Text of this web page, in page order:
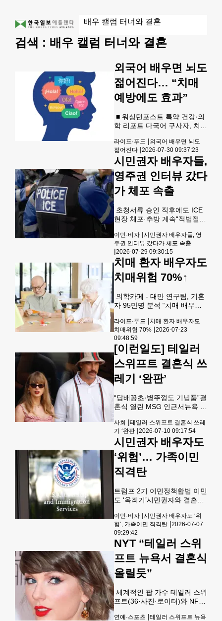
검색 : 배우 캘럼 터너와 결혼
외국어 배우면 뇌도
젊어진다… “치매
예방에도 효과”
■ 워싱턴포스트 특약 건강·의
학 리포트 다국어 구사자, 치매
언어 사용시 뇌 나이 6년 더 젊
게 나타나“원 어민과의 꾸준한
대화가 최고의 언어 학습
법”&lt;사진
=Shutterstock&gt; 새로운 언
어를 배우는 것은 뇌에 좋다.
다른 언어를 말하고 이해할 수
있다는 것은 일종의 정신적 자
극을 제공하며, 이는 나이가 들
어도 뇌를 활발하고 예리하게
유지하는 데 도움이 된다. 실제
로 연구자들은 여러 언어를 사
용하는 사람이 치매 진단 시기
를 늦추고 뇌의 노화 속도를 늦
출 수 있다는
라이프·푸드 |외국어 배우면 뇌도
젊어진다 |2026-07-30 09:37:23
시민권자 배우자들,
영주권 인터뷰 갔다
가 체포 속출
초청서류 승인 직후에도 ICE
현장 체포·추방 계속“적법절차
명령 집행” 도널드 트럼프 행
정부가 이민법 집행을 대폭 강
화하면서 영주권 인터뷰에 참
석하거나 정규 이민수속을 밟
던 이민자들이 현장에서 연방
이민세관단속국(ICE)에 체포
지고 있다. 시민권자와 결혼해
영주권을 신청하는 과정에서
도 기존 추방 명령이 있는 경우
인터뷰 현장에서 즉시 구금하
거나 추방하는 사례가 늘어나
면서 이민자 사회와 이민 전문
변호사들은 “영주권 절차 자체
가 함정이 되고 있다”고 우려
하고 있다
이민·비자 |시민권자 배우자들, 영
주권 인터뷰 갔다가 체포 속출
|2026-07-29 09:30:15
치매 환자 배우자도
치매위험 70%↑
의학카페 - 대만 연구팀, 기혼
자 95만명 분석 “치매 배우자
매 환자의 배우자는 치매 환자
의 배우자가 아닌 사람보다 치
매에 걸릴 위험이 약 70% 더
높다는 연구 결과가 나왔다.대
만 국가위생연구원(NHRI) 우
치신 박사팀은 21일 미국의사
협회 학술지 JAMA 네트워크
오픈(JAMA Network Open)에
서 대만 기혼자 95만여 명을
대상으로 치매 환자의 배우자
가 치매에 걸릴 위험을 분석,
이런 연관성을 확인했다고 밝
혔다.연구팀은 이 연구는 치매
위험이 환자 개인에만 국한되
지 않고 함
라이프·푸드 |치매 환자 배우자도
치매위험 70% |2026-07-23
09:48:59
[이런일도] 테일러
스위프트 결혼식 쓰
레기 ‘완판’
“담배꽁초·병뚜껑도 기념품”결
혼식 열린 MSG 인근서뉴욕 아
프트와 트래비스 켈시 커플.
[로이터] 21세기 미국 대중문
화의 아이콘 테일러 스위프트
(37)의 ‘세기의 결혼식’ 현장 인
근에서 수거된 쓰레기들이 ‘기
념품’으로 재포장돼 딱 하루 만
에 ‘완판’됐다. 세계 최고 팝스
타의 행복한 순간을 조금이나
마 공유하고 싶은 팬들의 심리
가 쓰레기 구매로까지 이어졌
다는 방증이다.AFP통신에 따
르면 뉴욕에서 활동하는 ‘저스
틴 지냐크’라는 이름의 아티스
트는 스위프트와 NFL 선수 트
래비스 켈시(37)의
사회 |테일러 스위프트 결혼식 쓰레
기 ‘완판 |2026-07-10 09:17:54
시민권자 배우자도
‘위험’… 가족이민
직격탄
트럼프 2기 이민정책합법 이민
도 ‘옥죄기’시민권자와 결혼에
이민 위축효과” 트럼프 2기 행
정부가 합법적 이민 전반에 대
해서도 규제를 대폭 강화하면
서 그동안 비교적 안전하게 보
호받아 왔던 미국 시민권자의
배우자들까지 직격탄을 맞고
있는 것으로 나타났다. 이민 변
호사들과 이민자 권익단체들
은 시민권자와 결혼한 비시민
권자 배우자들조차 추방 우려
와 심사 강화, 처리 지연 등으
로 인해 심각한 불안에 직면하
이민·비자 |시민권자 배우자도 ‘위
험’, 가족이민 직격탄 |2026-07-07
09:29:42
NYT “테일러 스위
프트 뉴욕서 결혼식
올릴듯”
세계적인 팝 가수 테일러 스위
프트(36·사진·로이터)와 NFL
기의 결혼식’이 오는 7월3일
연예·스포츠 |테일러 스위프트 뉴욕